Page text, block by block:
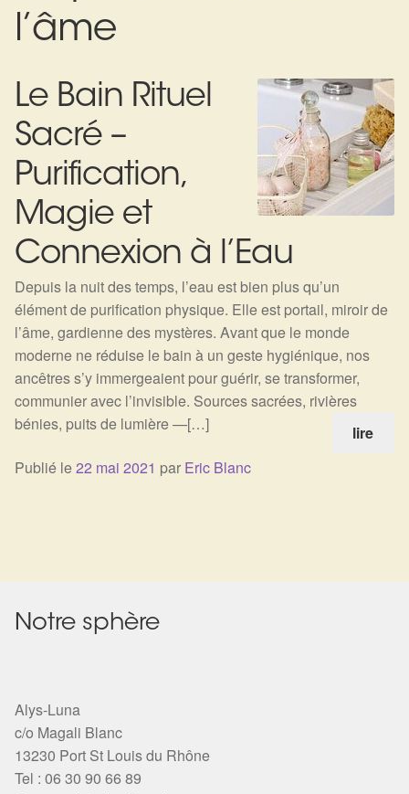
Bijoux
Bolas
Bracelets
Colliers
Pendentifs
Pierres
Harmonisation
Harmonisation de l’être
Encens
Cadeaux de naissance
Ésotérisme : les pratiques spirituelles du monde invisible
Search
for:
l’âme
Le Bain Rituel
Sacré –
Purification,
Magie et
Connexion à l’Eau
Depuis la nuit des temps, l’eau est bien plus qu’un
élément de purification physique. Elle est portail, miroir de
l’âme, gardienne des mystères. Avant que le monde
moderne ne réduise le bain à un geste hygiénique, nos
ancêtres s’y immergeaient pour guérir, se transformer,
communier avec l’invisible. Sources sacrées, rivières
bénies, puits de lumière —[…]
lire
Publié le22 mai 2021 par Eric Blanc
Notre sphère
Alys-Luna
c/o Magali Blanc
13230 Port St Louis du Rhône
Tel : 06 30 90 66 89